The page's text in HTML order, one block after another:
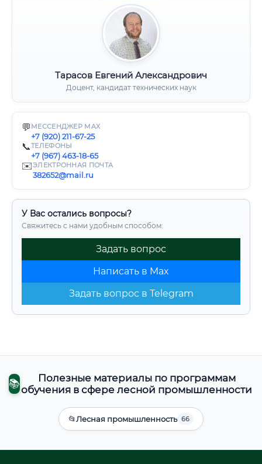
Тарасов Евгений Александрович
Доцент, кандидат технических наук
💬 МЕССЕНДЖЕР MAX
+7 (920) 211-67-25
📞ТЕЛЕФОНЫ
+7 (967) 463-18-65
✉️ЭЛЕКТРОННАЯ ПОЧТА
382652@mail.ru
У Вас остались вопросы?
Свяжитесь с нами удобным способом:
Задать вопрос
Написать в Max
Задать вопрос в Telegram
📚
Полезные материалы по программам
обучения в сфере лесной промышленности
📂Лесная промышленность 66